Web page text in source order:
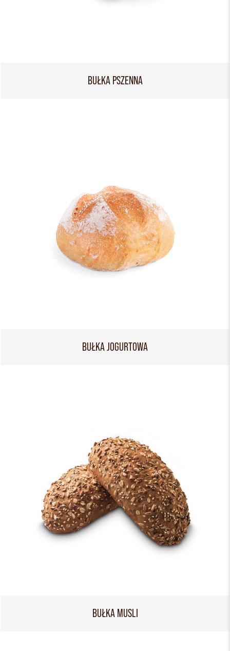
BUŁKA PSZENNA
BUŁKA JOGURTOWA
BUŁKA MUSLI